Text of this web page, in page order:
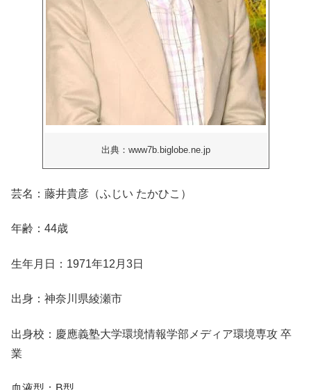
出典：www7b.biglobe.ne.jp
芸名：藤井貴彦（ふじい たかひこ）
年齢：44歳
生年月日：1971年12月3日
出身：神奈川県綾瀬市
出身校：慶應義塾大学環境情報学部メディア環境専攻 卒
業